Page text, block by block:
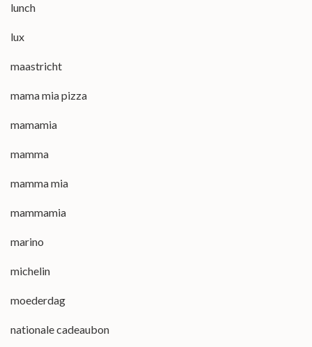
lunch
lux
maastricht
mama mia pizza
mamamia
mamma
mamma mia
mammamia
marino
michelin
moederdag
nationale cadeaubon